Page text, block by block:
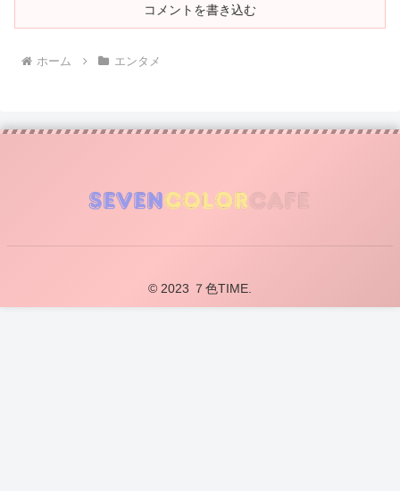
コメントを書き込む
ホーム エンタメ
© 2023 ７色TIME.